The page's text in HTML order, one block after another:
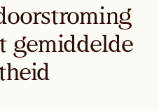
gemiddelde